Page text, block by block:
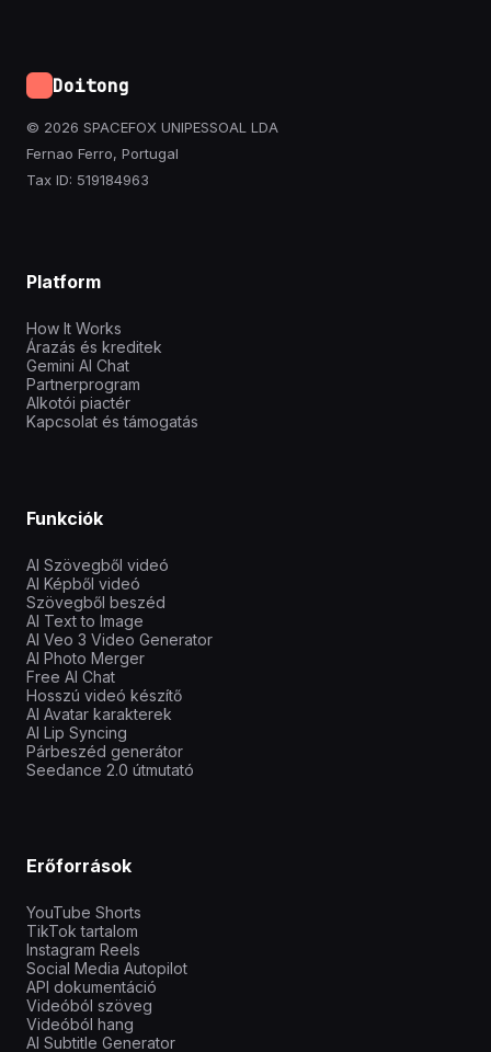
Doitong
© 2026 SPACEFOX UNIPESSOAL LDA
Fernao Ferro, Portugal
Tax ID: 519184963
Platform
How It Works
Árazás és kreditek
Gemini AI Chat
Partnerprogram
Alkotói piactér
Kapcsolat és támogatás
Funkciók
AI Szövegből videó
AI Képből videó
Szövegből beszéd
AI Text to Image
AI Veo 3 Video Generator
AI Photo Merger
Free AI Chat
Hosszú videó készítő
AI Avatar karakterek
AI Lip Syncing
Párbeszéd generátor
Seedance 2.0 útmutató
Erőforrások
YouTube Shorts
TikTok tartalom
Instagram Reels
Social Media Autopilot
API dokumentáció
Videóból szöveg
Videóból hang
AI Subtitle Generator